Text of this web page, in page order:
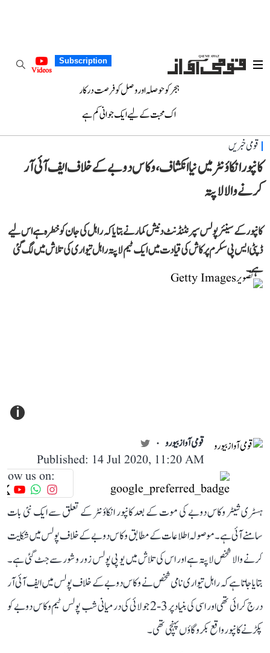
Subscription
Videos
ہجر کو حوصلہ اور وصل کو فرصت درکار
اک محبت کے لیے ایک جوانی کم ہے
قومی خبریں
کانپور انکاؤنٹر میں نیا انکشاف، وکاس دوبے کے خلاف ایف آئی آر
کرنے والا لاپتہ
کانپور کے سینئر پولس سپرنٹنڈنٹ دنیش کمار نے بتایا کہ راہل کی جان کو خطرہ ہے اس لیے
ڈپٹی ایس پی سکرم پرکاش کی قیادت میں ایک ٹیم لاپتہ راہل تیواری کی تلاش میں لگ گئی
ہے۔
i
قومی آواز بیورو
Published: 14 Jul 2020, 11:20 AM
us on:
ہسٹری شیٹر وکاس دوبے کی موت کے بعد کانپور انکاؤنٹر کے تعلق سے ایک نئی بات
سامنے آئی ہے۔ موصولہ اطلاعات کے مطابق وکاس دوبے کے خلاف پولس میں شکایت
کرنے والا شخص لاپتہ ہے اور اس کی تلاش میں یو پی پولس زور و شور سے جٹ گئی ہے۔
بتایا جاتا ہے کہ راہل تیواری نامی شخص نے وکاس دوبے کے خلاف پولس میں ایف آئی آر
درج کرائی تھی اور اسی کی بنیاد پر 3-2 جولائی کی درمیانی شب پولس ٹیم وکاس دوبے کو
پکڑنے کانپور واقع بکرو گاؤں پہنچی تھی۔